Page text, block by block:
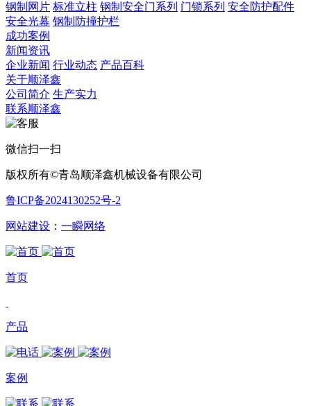
钢制网片 标准立柱 钢制安全门系列 门锁系列 安全防护配件
安全光幕 钢制防撞护栏
成功案例
新闻资讯
企业新闻 行业动态 产品百科
关于顺泽鑫
公司简介 生产实力
联系顺泽鑫
微信扫一扫
版权所有©青岛顺泽鑫机械设备有限公司
鲁ICP备2024130252号-2
网站建设 ： 一瞬网络
首页
产品
案例